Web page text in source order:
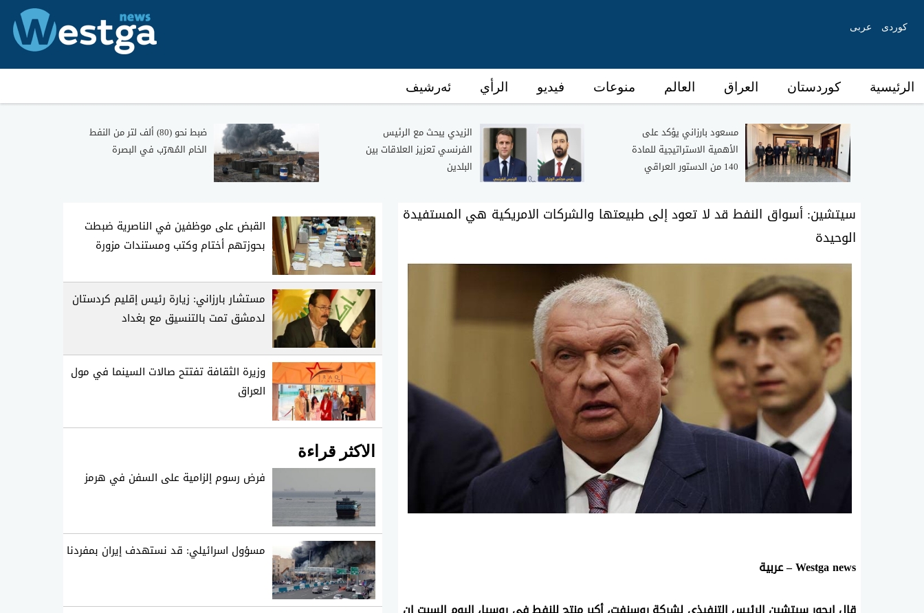
کوردی عربی
الرئیسیة كوردستان العراق العالم منوعات فيديو الرأي ئەرشیف
مسعود بارزاني يؤكد على
الأهمية الاستراتيجية للمادة
140 من الدستور العراقي
الزيدي يبحث مع الرئيس
الفرنسي تعزيز العلاقات بين
البلدين
ضبط نحو (80) ألف لتر من النفط
الخام المُهرّب في البصرة
سيتشين: أسواق النفط قد لا تعود إلى طبيعتها والشركات الامريكية هي المستفيدة
الوحيدة
Westga news – عربية
القبض على موظفين في الناصرية ضبطت
بحوزتهم أختام وكتب ومستندات مزورة
مستشار بارزاني: زيارة رئيس إقليم كردستان
لدمشق تمت بالتنسيق مع بغداد
وزيرة الثقافة تفتتح صالات السينما في مول
العراق
الاكثر قراءة
فرض رسوم إلزامية على السفن في هرمز
مسؤول اسرائيلي: قد نستهدف إيران بمفردنا